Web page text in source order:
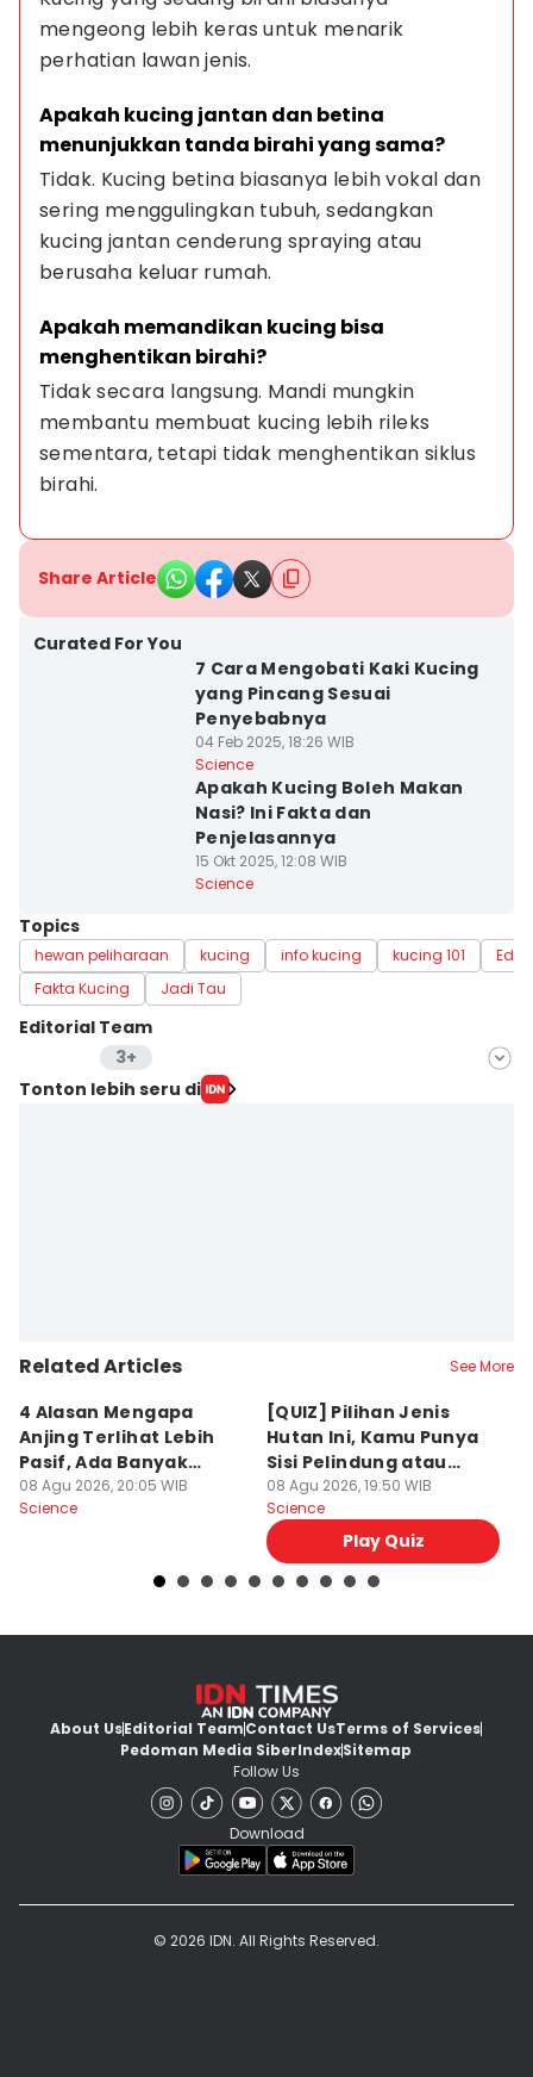
mengeong lebih keras untuk menarik
perhatian lawan jenis.
Apakah kucing jantan dan betina
menunjukkan tanda birahi yang sama?
Tidak. Kucing betina biasanya lebih vokal dan
sering menggulingkan tubuh, sedangkan
kucing jantan cenderung spraying atau
berusaha keluar rumah.
Apakah memandikan kucing bisa
menghentikan birahi?
Tidak secara langsung. Mandi mungkin
membantu membuat kucing lebih rileks
sementara, tetapi tidak menghentikan siklus
birahi.
Share Article
Curated For You
7 Cara Mengobati Kaki Kucing
yang Pincang Sesuai
Penyebabnya
04 Feb 2025, 18:26 WIB
Science
Apakah Kucing Boleh Makan
Nasi? Ini Fakta dan
Penjelasannya
15 Okt 2025, 12:08 WIB
Science
Topics
hewan peliharaan kucing info kucing kucing 101
Fakta Kucing
Jadi Tau
Editorial Team
3+
Editor
Tonton lebih seru di
Related Articles See More
4 Alasan Mengapa
Anjing Terlihat Lebih
Pasif, Ada Banyak
Faktor!
08 Agu 2026, 20:05 WIB
Science
[QUIZ] Pilihan Jenis
Hutan Ini, Kamu Punya
Sisi Pelindung atau
Penghancur?
08 Agu 2026, 19:50 WIB
Science
Play Quiz
About UsEditorial TeamContact UsTerms of Services
Pedoman Media SiberIndexSitemap
Follow Us
Download
© 2026 IDN. All Rights Reserved.